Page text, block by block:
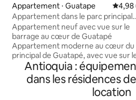
Appartement ⋅ Guatape
4,98
Appartement dans le parc principal
donnant sur le barrage.
Appartement neuf avec vue sur le
barrage au cœur de Guatapé
Appartement moderne au cœur du
principal de Guatapé, avec vue sur
barrage. Proche des restaurants,
supermarchés, de la promenade, de
l'église, de la mairie, des guichets
automatiques et des transports. Il
Antioquia :
dans les résidences
location